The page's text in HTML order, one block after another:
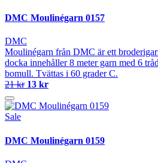
DMC Moulinégarn 0157
DMC
Moulinégarn från DMC är ett
docka innehåller 8 meter garn med 6
bomull. Tvättas i 60 grader C.
21 kr 13 kr
Sale
DMC Moulinégarn 0159